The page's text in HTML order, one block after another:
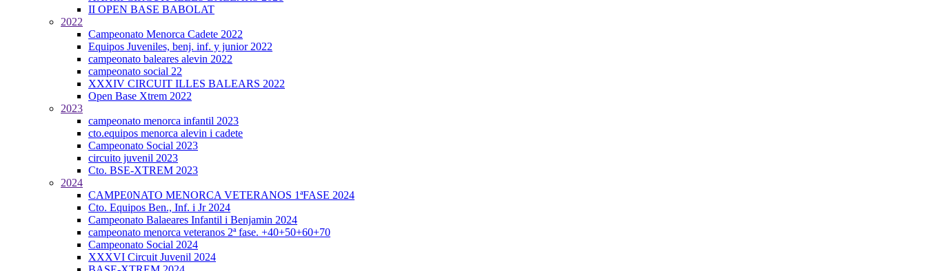
II OPEN BASE BABOLAT
2022
Campeonato Menorca Cadete 2022
Equipos Juveniles, benj. inf. y junior 2022
campeonato baleares alevin 2022
campeonato social 22
XXXIV CIRCUIT ILLES BALEARS 2022
Open Base Xtrem 2022
2023
campeonato menorca infantil 2023
cto.equipos menorca alevin i cadete
Campeonato Social 2023
circuito juvenil 2023
Cto. BSE-XTREM 2023
2024
CAMPE0NATO MENORCA VETERANOS 1ªFASE 2024
Cto. Equipos Ben., Inf. i Jr 2024
Campeonato Balaeares Infantil i Benjamin 2024
campeonato menorca veteranos 2ª fase. +40+50+60+70
Campeonato Social 2024
XXXVI Circuit Juvenil 2024